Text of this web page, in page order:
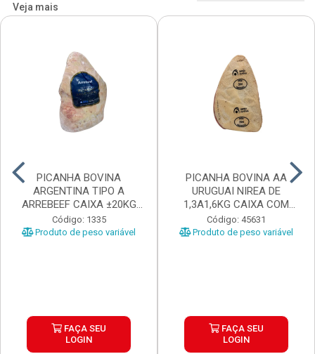
Veja mais
PICANHA BOVINA
ARGENTINA TIPO A
ARREBEEF CAIXA ±20KG
PEÇAS 1...
Código: 1335
Produto de peso variável
FAÇA SEU
LOGIN
PICANHA BOVINA AA
URUGUAI NIREA DE
1,3A1,6KG CAIXA COM
±15KG
Código: 45631
Produto de peso variável
FAÇA SEU
LOGIN